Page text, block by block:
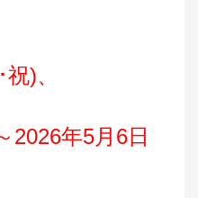
)、
2026年5月6日